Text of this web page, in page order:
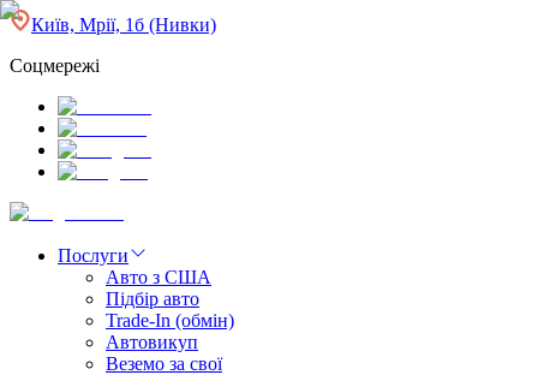
Київ, Мрії, 1б (Нивки)
Соцмережі
Послуги
Авто з США
Підбір авто
Trade-In (обмін)
Автовикуп
Веземо за свої